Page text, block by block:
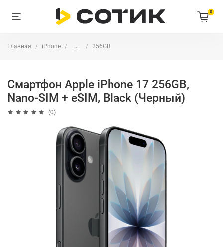
0
Главная iPhone ... 256GB
Смартфон Apple iPhone 17 256GB,
Nano-SIM + eSIM, Black (Черный)
(0)